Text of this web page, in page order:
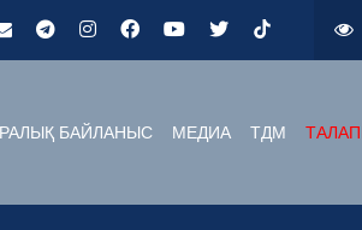
БАЙЛАНЫС МЕДИА ТДМ